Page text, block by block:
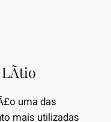
LÃ­tio
uma das
mais utilizadas